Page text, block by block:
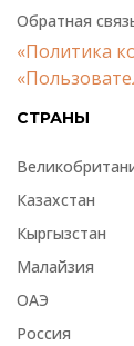
Обратная
«Политика
СТРАНЫ
Казахстан
Кыргызстан
Малайзия
ОАЭ
Россия